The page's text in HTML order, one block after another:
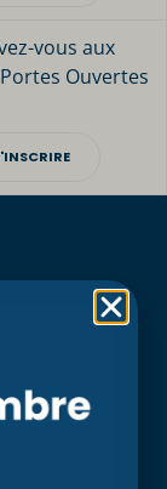
vous aux
Ouvertes